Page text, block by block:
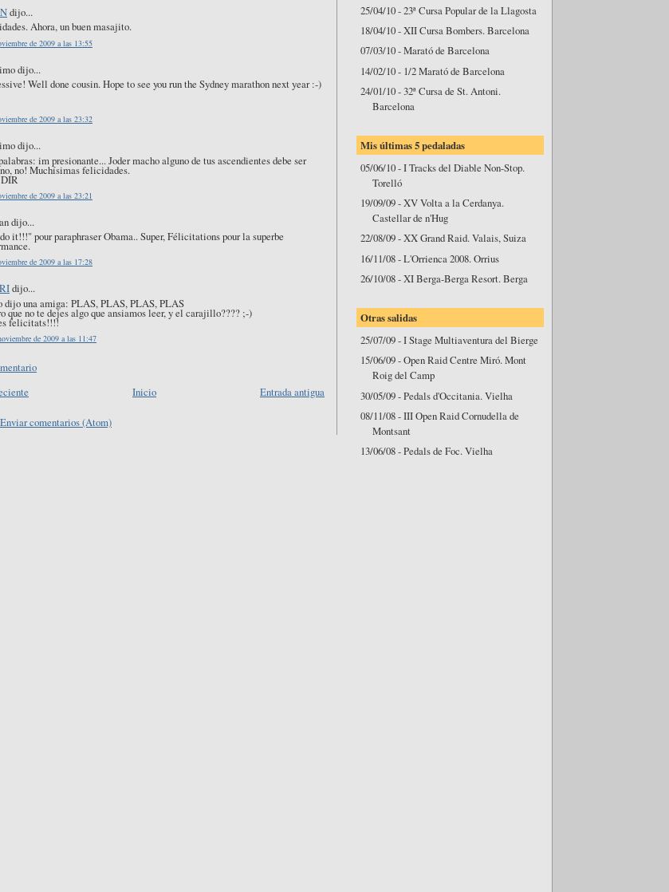
dijo...
Ahora, un buen masajito.
de 2009 a las 13:55
dijo...
Well done cousin. Hope to see you run the Sydney marathon next year :-)
de 2009 a las 23:32
dijo...
im presionante... Joder macho alguno de tus ascendientes debe ser
no! Muchísimas felicidades.
DIR
de 2009 a las 23:21
dijo...
it!!!" pour paraphraser Obama.. Super, Félicitations pour la superbe
de 2009 a las 17:28
dijo...
dijo una amiga: PLAS, PLAS, PLAS, PLAS
que no te dejes algo que ansiamos leer, y el carajillo???? ;-)
felicitats!!!!
de 2009 a las 11:47
Entrada antigua
Inicio
Enviar comentarios (Atom)
25/04/10 - 23ª Cursa Popular de la Llagosta
18/04/10 - XII Cursa Bombers. Barcelona
07/03/10 - Marató de Barcelona
14/02/10 - 1/2 Marató de Barcelona
24/01/10 - 32ª Cursa de St. Antoni.
Barcelona
Mis últimas 5 pedaladas
05/06/10 - I Tracks del Diable Non-Stop.
Torelló
19/09/09 - XV Volta a la Cerdanya.
Castellar de n'Hug
22/08/09 - XX Grand Raid. Valais, Suiza
16/11/08 - L'Orrienca 2008. Orrius
26/10/08 - XI Berga-Berga Resort. Berga
Otras salidas
25/07/09 - I Stage Multiaventura del Bierge
15/06/09 - Open Raid Centre Miró. Mont
Roig del Camp
30/05/09 - Pedals d'Occitania. Vielha
08/11/08 - III Open Raid Cornudella de
Montsant
13/06/08 - Pedals de Foc. Vielha